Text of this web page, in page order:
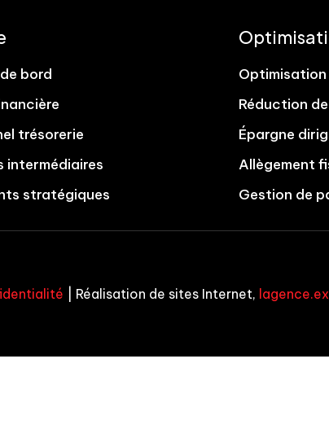
bord
trésorerie
intermédiaires
stratégiques
Réduction
Épargne
Allègement
Gestion de
| Réalisation de sites Internet,